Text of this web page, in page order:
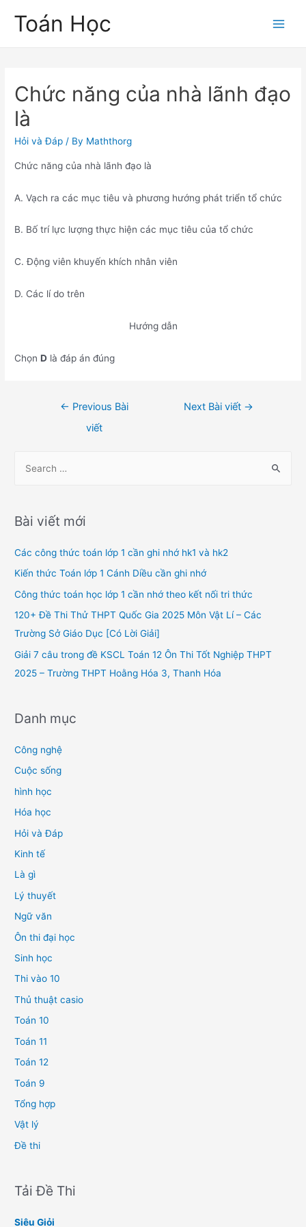
Toán Học
Chức năng của nhà lãnh đạo
là
Hỏi và Đáp / By Maththorg
Chức năng của nhà lãnh đạo là
A. Vạch ra các mục tiêu và phương hướng phát triển tổ chức
B. Bố trí lực lượng thực hiện các mục tiêu của tổ chức
C. Động viên khuyến khích nhân viên
D. Các lí do trên
Hướng dẫn
ChọnD là đáp án đúng
← Previous Bài
viết
Next Bài viết →
r
h
f
o
Bài viết mới
Các công thức toán lớp 1 cần ghi nhớ hk1 và hk2
Kiến thức Toán lớp 1 Cánh Diều cần ghi nhớ
Công thức toán học lớp 1 cần nhớ theo kết nối tri thức
120+ Đề Thi Thử THPT Quốc Gia 2025 Môn Vật Lí – Các
Trường Sở Giáo Dục [Có Lời Giải]
Giải 7 câu trong đề KSCL Toán 12 Ôn Thi Tốt Nghiệp THPT
2025 – Trường THPT Hoằng Hóa 3, Thanh Hóa
Danh mục
Công nghệ
Cuộc sống
hình học
Hóa học
Hỏi và Đáp
Kinh tế
Là gì
Lý thuyết
Ngữ văn
Ôn thi đại học
Sinh học
Thi vào 10
Thủ thuật casio
Toán 10
Toán 11
Toán 12
Toán 9
Tổng hợp
Vật lý
Đề thi
Tải Đề Thi
Siêu Giỏi